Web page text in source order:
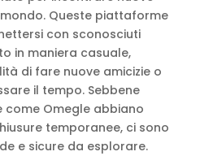
Queste piattaforme
con sconosciuti
in maniera casuale,
di fare nuove amicizie o
il tempo. Sebbene
Omegle abbiano
temporanee, ci sono
e sicure da esplorare.